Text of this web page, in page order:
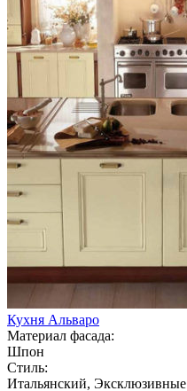
Кухня Альваро
Материал фасада:
Шпон
Стиль:
Итальянский, Эксклюзивные